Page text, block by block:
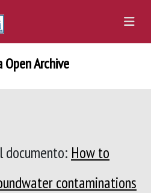
Open Archive
documento: How to
contaminations